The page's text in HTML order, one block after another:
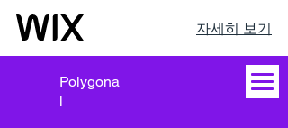
자세히 보기